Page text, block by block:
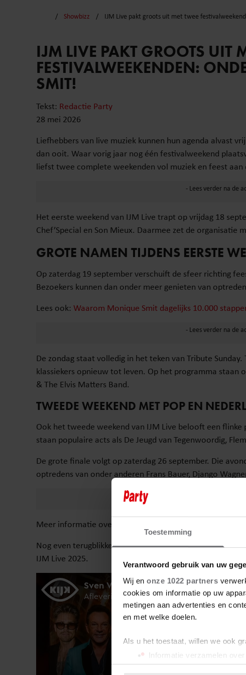
Toestemming
Verantwoord gebruik van uw
Wij en onze 1022 partners
cookies om informatie op uw
metingen aan advertenties en
en met welke doelen.
Als u het toestaat, willen we ook
Informatie verzamelen
Uw apparaat identificeren
Showbizz IJM Live pakt groots uit met twee
IJM LIVE PAKT GROOTS UIT
FESTIVALWEEKENDEN:
SMIT!
Tekst: Redactie Party
28 mei 2026
Liefhebbers van live muziek kunnen hun agenda alvast
dan ooit. Waar vorig jaar nog één festivalweekend
liefst twee complete weekenden vol muziek en feest aan
Het eerste weekend van IJM Live trapt op vrijdag 18
Chef’Special en Son Mieux. Daarmee zet de organisatie
GROTE NAMEN TIJDENS EERSTE
Op zaterdag 19 september verschuift de sfeer richting
Bezoekers kunnen dan onder meer genieten van
Lees ook: Waarom Monique Smit dagelijks 10.000
De zondag staat volledig in het teken van Tribute
klassiekers opnieuw tot leven. Op het programma staan
& The Elvis Matters Band.
TWEEDE WEEKEND MET POP EN
Ook het tweede weekend van IJM Live belooft een
staan populaire acts als De Jeugd van Tegenwoordig,
De grote finale volgt op zaterdag 26 september. Die
optredens van onder anderen Frans Bauer, Django
Meer informatie over het festival en tickets is te vinden
Nog even terugblikken naar vorig jaar? Sven Versteeg
IJM Live 2025.